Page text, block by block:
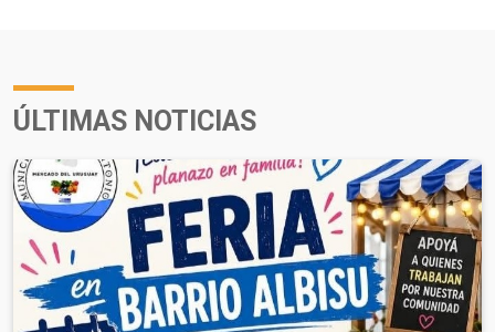
ÚLTIMAS NOTICIAS